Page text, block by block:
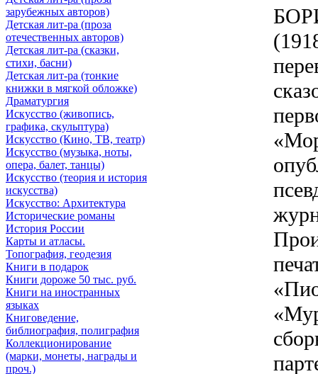
зарубежных авторов)
Детская лит-ра (проза
отечественных авторов)
Детская лит-ра (сказки,
стихи, басни)
Детская лит-ра (тонкие
книжки в мягкой обложке)
Драматургия
Искусствo (живопись,
графика, скульптура)
Искусствo (Кино, ТВ, театр)
Искусствo (музыка, ноты,
опера, балет, танцы)
Искусствo (теория и история
искусства)
Искусство: Архитектура
Исторические романы
История России
Карты и атласы.
Топография, геодезия
Книги в подарок
Книги дороже 50 тыс. руб.
Книги на иностранных
языках
Книговедение,
библиография, полиграфия
Коллекционирование
(марки, монеты, награды и
проч.)